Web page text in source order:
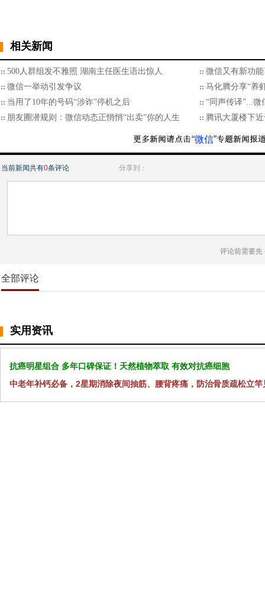
相关新闻
500人群组发不雅照 湖南主任医生语出惊人
微信又有新功
微信一举动引发争议
马化腾分享“养
当用了10年的号码“涉诈”停机之后
“同声传译”...
朋友圈潜规则：微信动态正悄悄“出卖”你的人生
腾讯大厦楼下
“微信”
当前新闻共有0条评论 分享到：
评论前需要先
全部评论
实用资讯
抗癌明星组合 多年口碑保证！天然植物萃取 有效对抗癌细胞
中老年补钙必备，2星期消除夜间抽筋、腰背疼痛，防治骨质疏松立竿